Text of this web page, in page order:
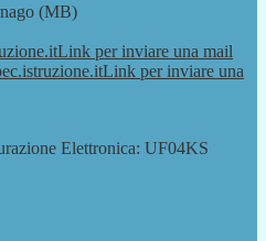
(MB)
Link per inviare una mail
Link per inviare una
Elettronica: UF04KS